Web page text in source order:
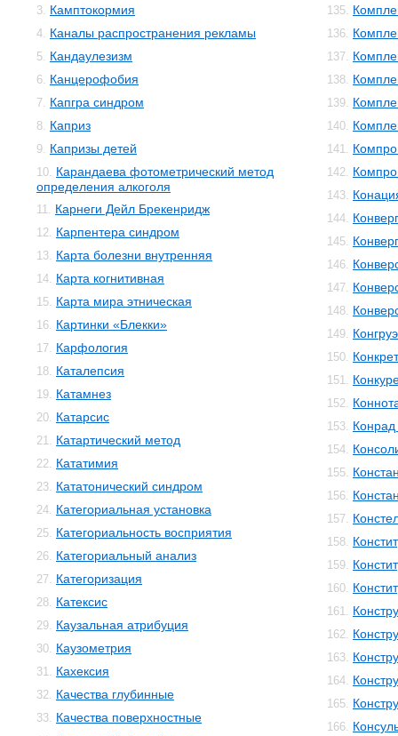
3. Камптокормия
4. Каналы распространения рекламы
5. Кандаулезизм
6. Канцерофобия
7. Капгра синдром
8. Каприз
9. Капризы детей
10. Карандаева фотометрический метод
определения алкоголя
11. Карнеги Дейл Брекенридж
12. Карпентера синдром
13. Карта болезни внутренняя
14. Карта когнитивная
15. Карта мира этническая
16. Картинки «Блекки»
17. Карфология
18. Каталепсия
19. Катамнез
20. Катарсис
21. Катартический метод
22. Кататимия
23. Кататонический синдром
24. Категориальная установка
25. Категориальность восприятия
26. Категориальный анализ
27. Категоризация
28. Катексис
29. Каузальная атрибуция
30. Каузометрия
31. Кахексия
32. Качества глубинные
33. Качества поверхностные
135.
136.
137.
138.
139.
140.
141.
142.
143.
144.
145.
146.
147.
148.
149.
150.
151.
152.
153.
154.
155.
156.
157.
158.
159.
160.
161.
162.
163.
164.
165.
166.